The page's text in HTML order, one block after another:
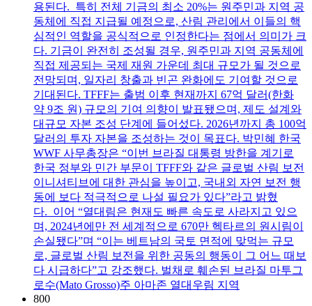
용된다. 특히 전체 기금의 최소 20%는 원주민과 지역 공
동체에 직접 지급될 예정으로, 산림 관리에서 이들의 핵
심적인 역할을 공식적으로 인정한다는 점에서 의미가 크
다. 기금이 완전히 조성될 경우, 원주민과 지역 공동체에
직접 제공되는 국제 재원 가운데 최대 규모가 될 것으로
전망되며, 일자리 창출과 빈곤 완화에도 기여할 것으로
기대된다. TFFF는 출범 이후 현재까지 67억 달러(한화
약 9조 원) 규모의 기여 의향이 발표됐으며, 제도 설계와
대규모 자본 조성 단계에 들어섰다. 2026년까지 총 100억
달러의 투자 자본을 조성하는 것이 목표다. 박민혜 한국
WWF 사무총장은 “이번 브라질 대통령 방한을 계기로
한국 정부와 민간 부문이 TFFF와 같은 글로벌 산림 보전
이니셔티브에 대한 관심을 높이고, 국내외 자연 보전 행
동에 보다 적극적으로 나설 필요가 있다”라고 밝혔
다. 이어 “열대림은 현재도 빠른 속도로 사라지고 있으
며, 2024년에만 전 세계적으로 670만 헥타르의 원시림이
손실됐다”며 “이는 베트남의 국토 면적에 맞먹는 규모
로, 글로벌 산림 보전을 위한 공동의 행동이 그 어느 때보
다 시급하다”고 강조했다. 벌채로 훼손된 브라질 마투그
로수(Mato Grosso)주 아마존 열대우림 지역
800